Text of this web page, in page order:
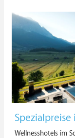
Wellnesshotels im